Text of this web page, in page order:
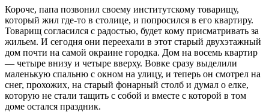
Короче, папа позвонил своему институтскому товарищу,
который жил где-то в столице, и попросился в его квартиру.
Товарищ согласился с радостью, будет кому присматривать за
жильем. И сегодня они переехали в этот старый двухэтажный
дом почти на самой окраине городка. Дом на восемь квартир
— четыре внизу и четыре вверху. Вовке сразу выделили
маленькую спальню с окном на улицу, и теперь он смотрел на
снег, прохожих, на старый фонарный столб и думал о елке,
которую не стали тащить с собой и вместе с которой в том
доме остался праздник.